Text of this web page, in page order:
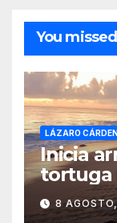
You missed
LÁZARO
Inicia
tortuga
8